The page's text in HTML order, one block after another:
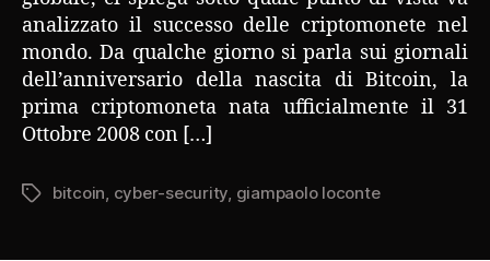
analizzato il successo delle criptomonete nel
mondo. Da qualche giorno si parla sui giornali
dell’anniversario della nascita di Bitcoin, la
prima criptomoneta nata ufficialmente il 31
Ottobre 2008 con […]
Tag bitcoin cyber-security giampaolo loconte